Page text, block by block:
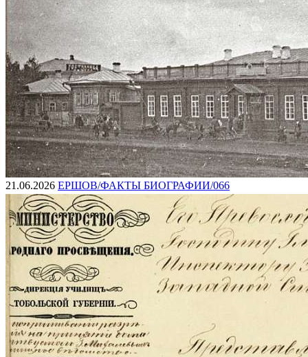
21.06.2026 ЕРШОВ/ФАКТЫ БИОГРАФИИ/066